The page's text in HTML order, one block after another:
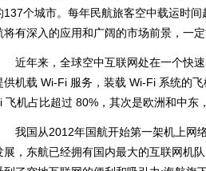
137个城市。每年民航旅客空中载运时
将有深入的应用和广阔的市场前景，一定
近年来，全球空中互联网处在一个快速
供机载 Wi-Fi 服务，装载 Wi-Fi 系统的
飞机占比超过 80%，其次是欧洲和中东
我国从2012年国航开始第一架机上网络
展，东航已经拥有国内最大的互联网机